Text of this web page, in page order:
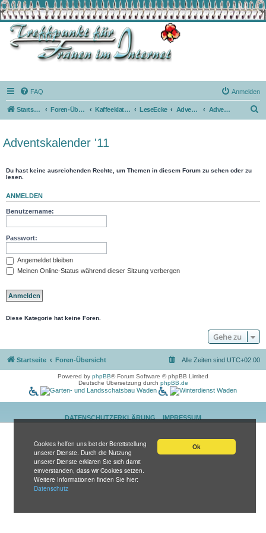
Ok
Cookies helfen uns bei der Bereitstellung
unserer Dienste. Durch die Nutzung
unserer Dienste erklären Sie sich damit
einverstanden, dass wir Cookies setzen.
Weitere Informationen finden Sie hier:
Datenschutz
FAQ Anmelden
Startseite Foren-Übersicht Kaffeeklatsch LeseEcke AdventsKalender Adventskalender '11
Adventskalender '11
Du hast keine ausreichenden Rechte, um Themen in diesem Forum zu sehen oder zu
lesen.
ANMELDEN
Benutzername:
Passwort:
Angemeldet bleiben
Meinen Online-Status während dieser Sitzung verbergen
Diese Kategorie hat keine Foren.
Gehe zu
Startseite Foren-Übersicht Alle Zeiten sind UTC+02:00
Powered by phpBB® Forum Software © phpBB Limited
Deutsche Übersetzung durch phpBB.de
DATENSCHUTZERKLÄRUNG IMPRESSUM